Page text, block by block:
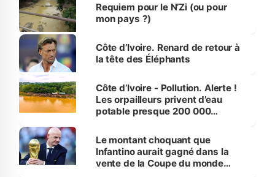
Requiem pour le N’Zi (ou pour
mon pays ?)
Côte d’Ivoire. Renard de retour à
la tête des Éléphants
Côte d’Ivoire - Pollution. Alerte !
Les orpailleurs privent d’eau
potable presque 200 000
Le montant choquant que
Infantino aurait gagné dans la
vente de la Coupe du monde